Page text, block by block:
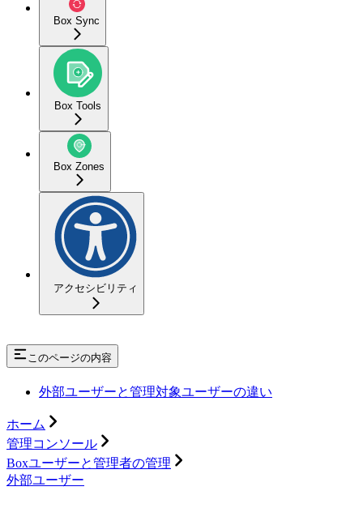
Box Sync
Box Tools
Box Zones
アクセシビリティ
このページの内容
外部ユーザーと管理対象ユーザーの違い
ホーム
管理コンソール
Boxユーザーと管理者の管理
外部ユーザー